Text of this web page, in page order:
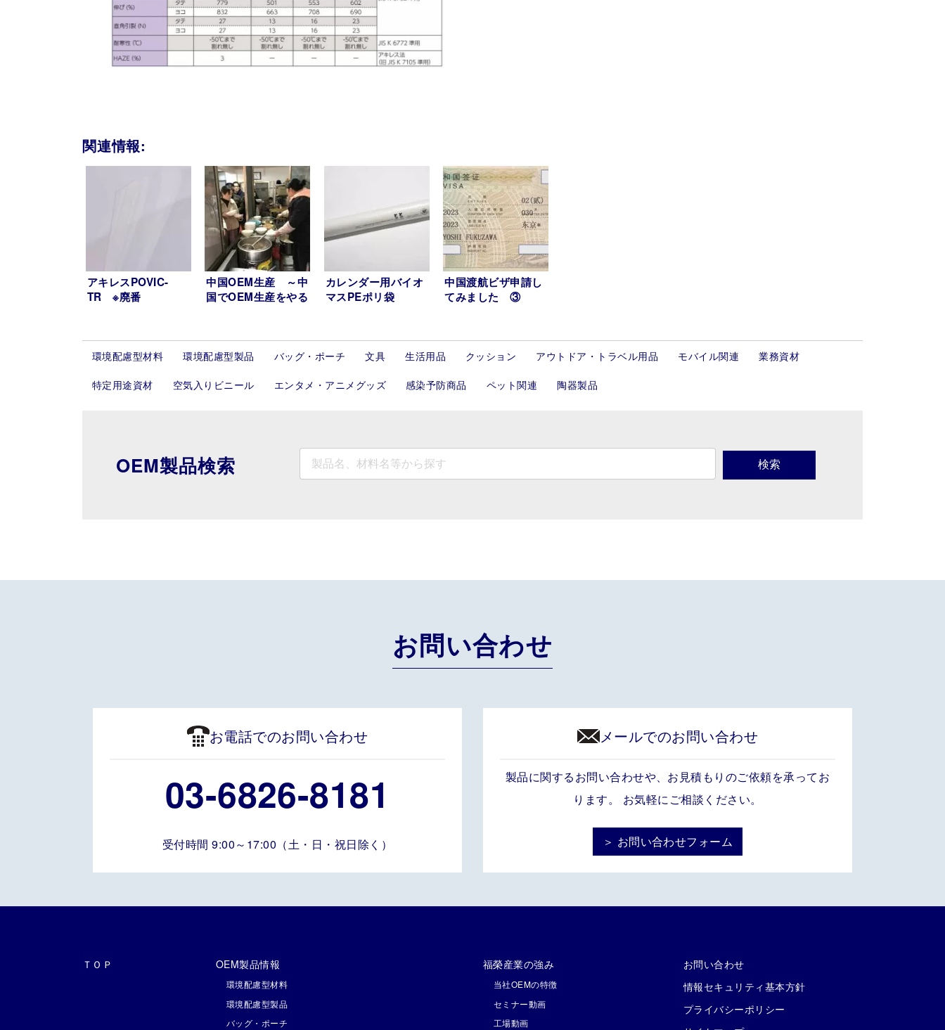
関連情報:
アキレスPOVIC-
TR ※廃番
中国OEM生産 ～中
国でOEM生産をやる
カレンダー用バイオ
マスPEポリ袋
中国渡航ビザ申請し
てみました ③
環境配慮型材料 環境配慮型製品 バッグ・ポーチ 文具 生活用品 クッション アウトドア・トラベル用品 モバイル関連 業務資材
特定用途資材 空気入りビニール エンタメ・アニメグッズ 感染予防商品 ペット関連 陶器製品
OEM製品検索
お問い合わせ
お電話でのお問い合わせ
03-6826-8181
受付時間 9:00～17:00（土・日・祝日除く）
メールでのお問い合わせ
製品に関するお問い合わせや、お見積もりのご依頼を承ってお
ります。 お気軽にご相談ください。
＞ お問い合わせフォーム
ＴＯＰ OEM製品情報
環境配慮型材料
環境配慮型製品
バッグ・ポーチ
福榮産業の強み
当社OEMの特徴
セミナー動画
工場動画
お問い合わせ
情報セキュリティ基本方針
プライバシーポリシー